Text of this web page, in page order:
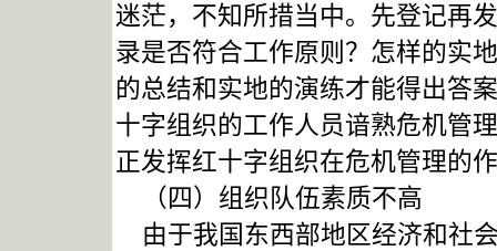
迷茫，不知所措当中。先登记再
录是否符合工作原则？怎样的实
的总结和实地的演练才能得出答
十字组织的工作人员谙熟危机管
正发挥红十字组织在危机管理的
（四）组织队伍素质不高
由于我国东西部地区经济和社